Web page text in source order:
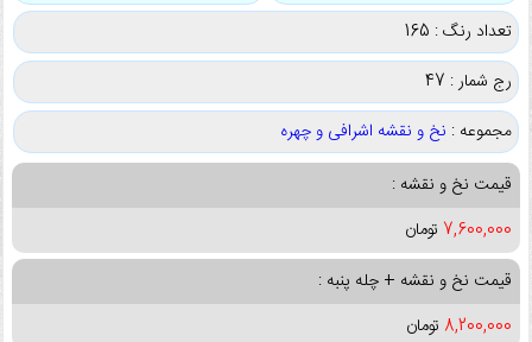
تعداد رنگ : 165
رج شمار : 47
مجموعه : نخ و نقشه اشرافی و چهره
قیمت نخ و نقشه :
7,600,000 تومان
قیمت نخ و نقشه + چله پنبه :
8,200,000 تومان